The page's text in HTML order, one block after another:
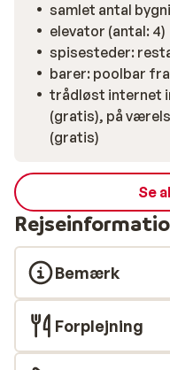
samlet antal
elevator (antal: 4)
spisesteder:
barer: poolbar
trådløst internet
(gratis), på
(gratis)
Se
Bemærk
Forplejning